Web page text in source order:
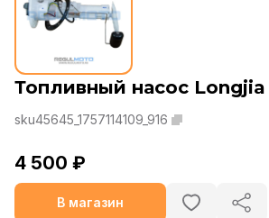
Топливный насос Longjia
sku45645_1757114109_916
4 500 ₽
В магазин